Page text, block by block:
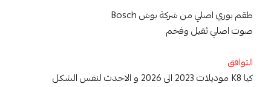
طقم بوري اصلي من شركة بوش Bosch
صوت اصلي ثقيل وفخم
التوافق
كيا K8 موديلات 2023 الى 2026 و الاحدث لنفس الشكل